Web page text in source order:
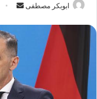
ابوبكر مصطفى
س
ل
ب
ر
ي